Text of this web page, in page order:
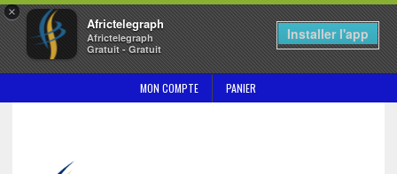
×
Africtelegraph
Africtelegraph
Gratuit - Gratuit
Installer l'app
MON COMPTE PANIER